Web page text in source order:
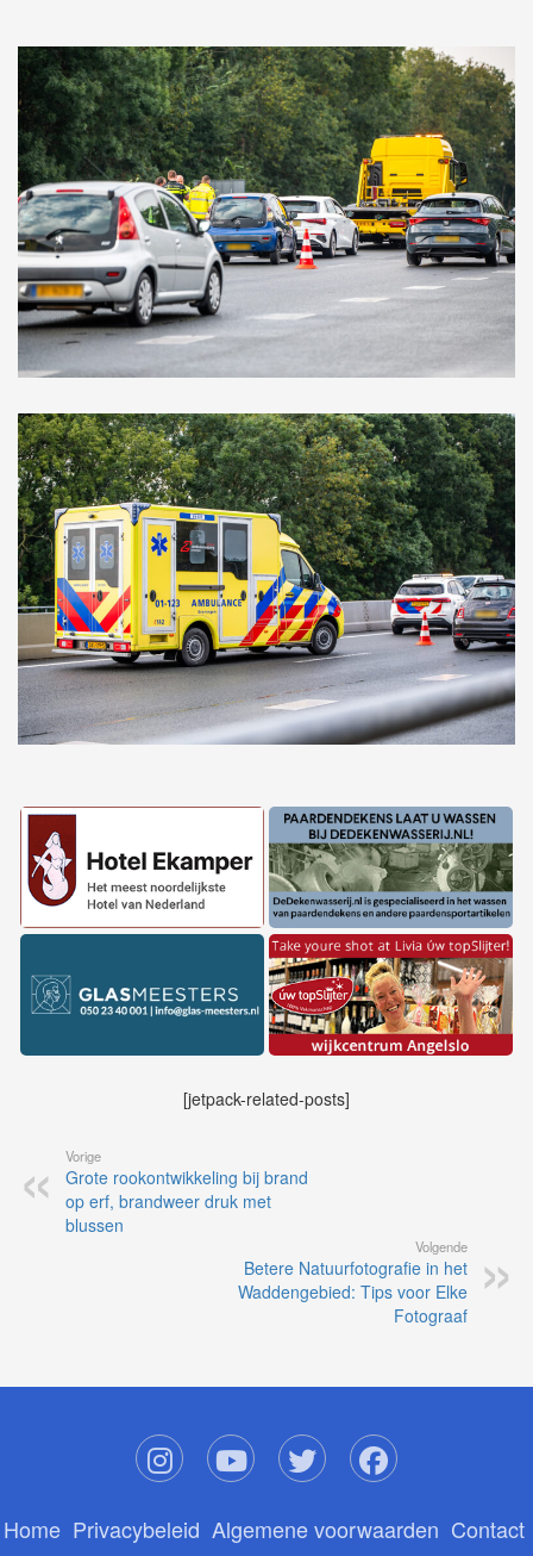
[jetpack-related-posts]
Vorige
Grote rookontwikkeling bij brand
op erf, brandweer druk met
blussen
Volgende
Betere Natuurfotografie in het
Waddengebied: Tips voor Elke
Fotograaf
Home Privacybeleid Algemene voorwaarden Contact